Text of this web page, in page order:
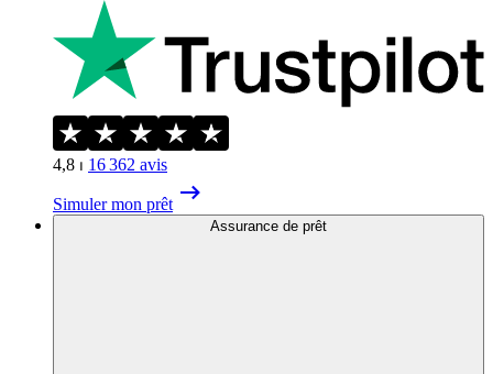
4,8 ⏐ 16 362 avis
Simuler mon prêt
Assurance de prêt